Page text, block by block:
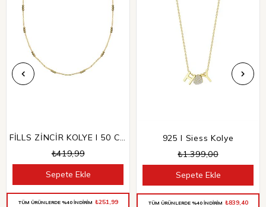
FİLLS ZİNCİR KOLYE I 50 CM
₺419,99
Sepete Ekle
TÜM ÜRÜNLERDE %40 İNDİRİM ₺251,99
925 I Siess Kolye
₺1.399,00
Sepete Ekle
TÜM ÜRÜNLERDE %40 İNDİRİM ₺839,40